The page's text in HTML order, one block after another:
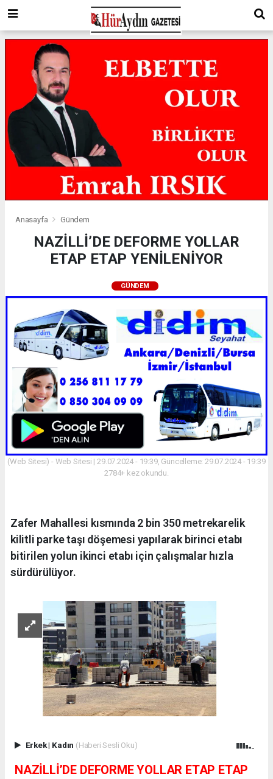
Anasayfa Gündem
NAZİLLİ’DE DEFORME YOLLAR
ETAP ETAP YENİLENİYOR
GÜNDEM
(Web Sitesi) - Web Sitesi | 29.07.2024 - 19:39, Güncelleme: 29.07.2024 - 19:39
2784+ kez okundu.
Zafer Mahallesi kısmında 2 bin 350 metrekarelik
kilitli parke taşı döşemesi yapılarak birinci etabı
bitirilen yolun ikinci etabı için çalışmalar hızla
sürdürülüyor.
Erkek| Kadın (Haberi Sesli Oku)
NAZİLLİ’DE DEFORME YOLLAR ETAP ETAP